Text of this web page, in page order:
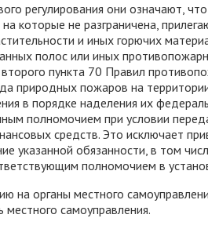
регулирования они означают,
которые не разграничена,
и иных горючих
полос или иных
пункта 70 Правил
природных пожаров на
в порядке наделения их
полномочием при условии
средств. Это исключает
указанной обязанности, в том
полномочием в
на органы местного
самоуправления.